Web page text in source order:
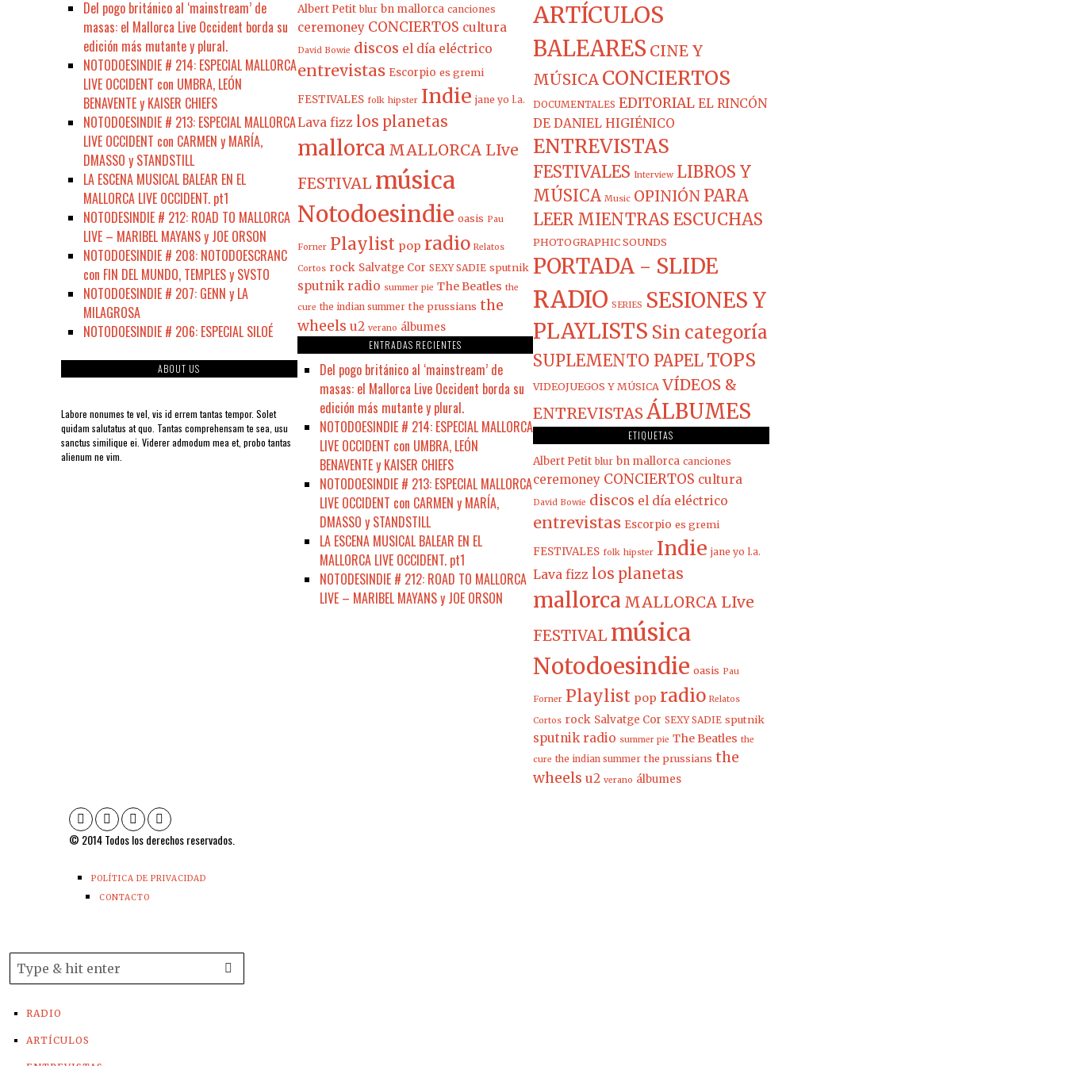
Del pogo británico al ‘mainstream’ de
masas: el Mallorca Live Occident borda su
edición más mutante y plural.
NOTODOESINDIE # 214: ESPECIAL MALLORCA
LIVE OCCIDENT con UMBRA, LEÓN
BENAVENTE y KAISER CHIEFS
NOTODOESINDIE # 213: ESPECIAL MALLORCA
LIVE OCCIDENT con CARMEN y MARÍA,
DMASSO y STANDSTILL
LA ESCENA MUSICAL BALEAR EN EL
MALLORCA LIVE OCCIDENT. pt1
NOTODESINDIE # 212: ROAD TO MALLORCA
LIVE – MARIBEL MAYANS y JOE ORSON
NOTODOESINDIE # 208: NOTODOESCRANC
con FIN DEL MUNDO, TEMPLES y SVSTO
NOTODOESINDIE # 207: GENN y LA
MILAGROSA
NOTODOESINDIE # 206: ESPECIAL SILOÉ
ABOUT US
Labore nonumes te vel, vis id errem tantas tempor. Solet
quidam salutatus at quo. Tantas comprehensam te sea, usu
sanctus similique ei. Viderer admodum mea et, probo tantas
alienum ne vim.
Albert Petit blur bn mallorca canciones
ceremoney CONCIERTOS cultura
David Bowie discos el día eléctrico
entrevistas Escorpio es gremi
FESTIVALES folk hipster Indie jane yo l.a.
Lava fizz los planetas
mallorca MALLORCA LIve
FESTIVAL música
Notodoesindie oasis Pau
Forner Playlist pop radio Relatos
Cortos rock Salvatge Cor SEXY SADIE sputnik
sputnik radio summer pie The Beatles the
cure the indian summer the prussians the
wheels u2 verano álbumes
ENTRADAS RECIENTES
Del pogo británico al ‘mainstream’ de
masas: el Mallorca Live Occident borda su
edición más mutante y plural.
NOTODOESINDIE # 214: ESPECIAL MALLORCA
LIVE OCCIDENT con UMBRA, LEÓN
BENAVENTE y KAISER CHIEFS
NOTODOESINDIE # 213: ESPECIAL MALLORCA
LIVE OCCIDENT con CARMEN y MARÍA,
DMASSO y STANDSTILL
LA ESCENA MUSICAL BALEAR EN EL
MALLORCA LIVE OCCIDENT. pt1
NOTODESINDIE # 212: ROAD TO MALLORCA
LIVE – MARIBEL MAYANS y JOE ORSON
ARTÍCULOS
BALEARES CINE Y
MÚSICA CONCIERTOS
DOCUMENTALES EDITORIAL EL RINCÓN
DE DANIEL HIGIÉNICO
ENTREVISTAS
FESTIVALES Interview LIBROS Y
MÚSICA Music OPINIÓN PARA
LEER MIENTRAS ESCUCHAS
PHOTOGRAPHIC SOUNDS
PORTADA - SLIDE
RADIO SERIES SESIONES Y
PLAYLISTS Sin categoría
SUPLEMENTO PAPEL TOPS
VIDEOJUEGOS Y MÚSICA VÍDEOS &
ENTREVISTASÁLBUMES
ETIQUETAS
Albert Petit blur bn mallorca canciones
ceremoney CONCIERTOS cultura
David Bowie discos el día eléctrico
entrevistas Escorpio es gremi
FESTIVALES folk hipster Indie jane yo l.a.
Lava fizz los planetas
mallorca MALLORCA LIve
FESTIVAL música
Notodoesindie oasis Pau
Forner Playlist pop radio Relatos
Cortos rock Salvatge Cor SEXY SADIE sputnik
sputnik radio summer pie The Beatles the
cure the indian summer the prussians the
wheels u2 verano álbumes
© 2014 Todos los derechos reservados.
POLÍTICA DE PRIVACIDAD
CONTACTO
RADIO
ARTÍCULOS